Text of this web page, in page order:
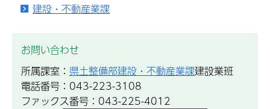
建設・不動産業課
お問い合わせ
所属課室： 県土整備部建設・不動産業課建設業班
電話番号：043-223-3108
ファックス番号：043-225-4012